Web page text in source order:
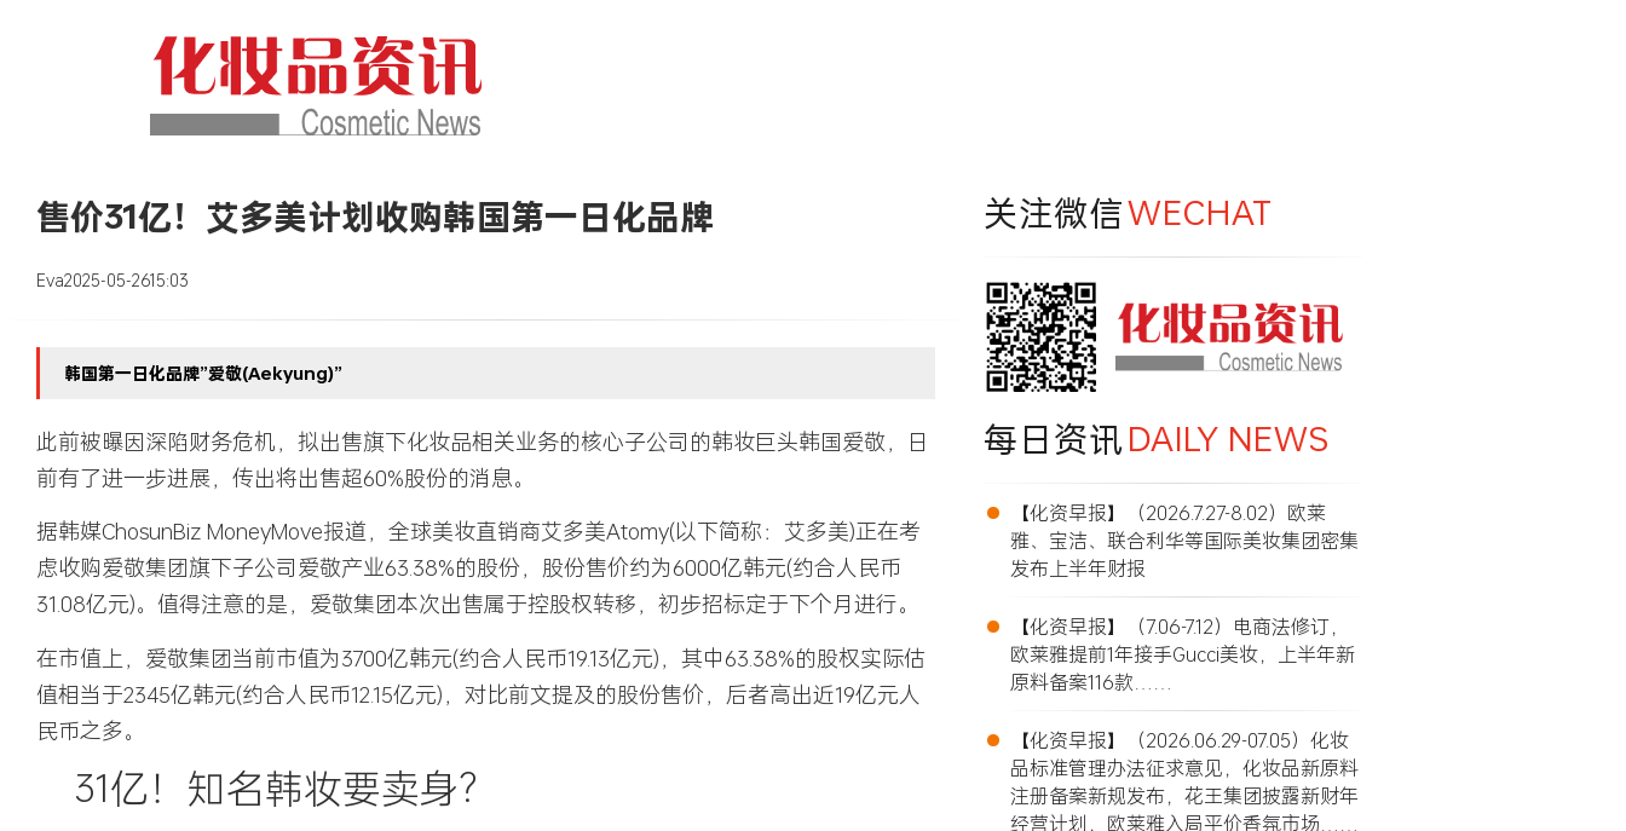
售价31亿！艾多美计划收购韩国第一日化品牌
Eva2025-05-2615:03
韩国第一日化品牌”爱敬(Aekyung)”
此前被曝因深陷财务危机，拟出售旗下化妆品相关业务的核心子公司的韩妆巨头韩国爱敬，日
前有了进一步进展，传出将出售超60%股份的消息。
据韩媒ChosunBiz MoneyMove报道，全球美妆直销商艾多美Atomy(以下简称：艾多美)正在考
虑收购爱敬集团旗下子公司爱敬产业63.38%的股份，股份售价约为6000亿韩元(约合人民币
31.08亿元)。值得注意的是，爱敬集团本次出售属于控股权转移，初步招标定于下个月进行。
在市值上，爱敬集团当前市值为3700亿韩元(约合人民币19.13亿元)，其中63.38%的股权实际估
值相当于2345亿韩元(约合人民币12.15亿元)，对比前文提及的股份售价，后者高出近19亿元人
民币之多。
31亿！知名韩妆要卖身?
关注微信WECHAT
每日资讯DAILY NEWS
•
【化资早报】（2026.7.27-8.02）欧莱
雅、宝洁、联合利华等国际美妆集团密集
发布上半年财报
•
【化资早报】（7.06-7.12）电商法修订，
欧莱雅提前1年接手Gucci美妆，上半年新
原料备案116款……
•
【化资早报】（2026.06.29-07.05）化妆
品标准管理办法征求意见，化妆品新原料
注册备案新规发布，花王集团披露新财年
经营计划，欧莱雅入局平价香氛市场……